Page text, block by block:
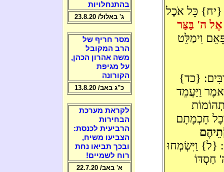
{יח} כָּל אֹכֶל
אֶל ה' בַּצַּר
וִימַלֵּט
{כד}
וַיַּעֲמֵד
חָכְמָתָם
{ל} וַיִּשְׂמְחוּ
חַסְדּוֹ
בהתנחלויות
ג' באלול/ 23.8.20
מסר חריף של
הרב המקובל
משה אהרון הכהן,
על מגיפת
הקורונה
כ"ג באב/ 13.8.20
לקראת מערכת
הבחירות
הרביעית לכנסת:
הצביעו משיח,
ובכך תביאו נחת
רוח לשמיים!
א' באב/ 22.7.20